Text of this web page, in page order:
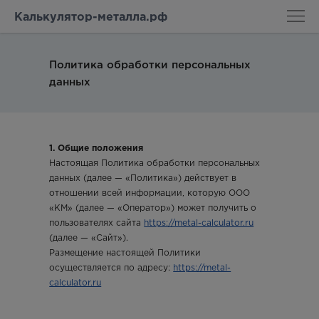
Калькулятор-металла.рф
Политика обработки персональных
данных
1. Общие положения
Настоящая Политика обработки персональных
данных (далее — «Политика») действует в
отношении всей информации, которую ООО
«КМ» (далее — «Оператор») может получить о
пользователях сайта
https://metal-calculator.ru
(далее — «Сайт»).
Размещение настоящей Политики
осуществляется по адресу:
https://metal-
calculator.ru